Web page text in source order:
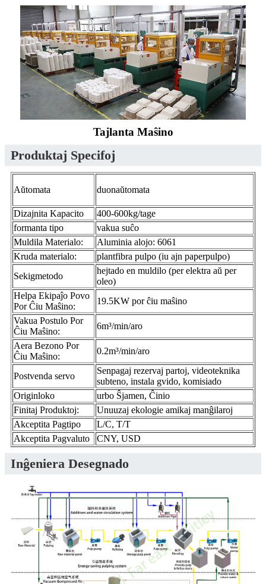
Tajlanta Maŝino
Produktaj Specifoj
Aŭtomata duonaŭtomata
Dizajnita Kapacito
400-600kg/tage
formanta tipo
vakua suĉo
Muldila Materialo:
Aluminia alojo: 6061
Kruda materialo:
plantfibra pulpo (iu ajn paperpulpo)
Sekigmetodo
hejtado en muldilo (per elektra aŭ per
oleo)
Helpa Ekipaĵo Povo
Por Ĉiu Maŝino:
19.5KW por ĉiu maŝino
Vakua Postulo Por
Ĉiu Maŝino:
6m³/min/aro
Aera Bezono Por
Ĉiu Maŝino:
0.2m³/min/aro
Postvenda servo
Senpagaj rezervaj partoj, videoteknika
subteno, instala gvido, komisiado
Originloko
urbo Ŝjamen, Ĉinio
Finitaj Produktoj:
Unuuzaj ekologie amikaj manĝilaroj
Akceptita Pagtipo
L/C, T/T
Akceptita Pagvaluto
CNY, USD
Inĝeniera Desegnado